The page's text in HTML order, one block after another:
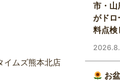
イムズ熊本北店
市・山
がドロ
料点検
お